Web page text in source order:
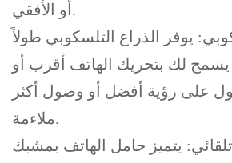
أو الأفقي.
يوفر الذراع التلسكوبي طولاً
يسمح لك بتحريك الهاتف أقرب أو
على رؤية أفضل أو وصول أكثر
ملاءمة.
يتميز حامل الهاتف بمشبك